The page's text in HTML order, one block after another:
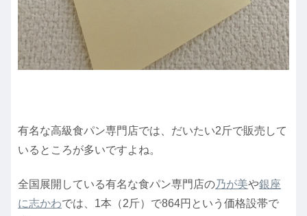
有名な高級食パン専門店では、だいたい2斤で販売して
いるところが多いですよね。
全国展開している有名な食パン専門店の乃が美や銀座
に志かわでは、1本（2斤）で864円という価格設帯で